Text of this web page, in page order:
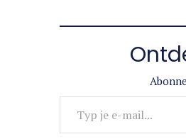
Typ je e-mail...